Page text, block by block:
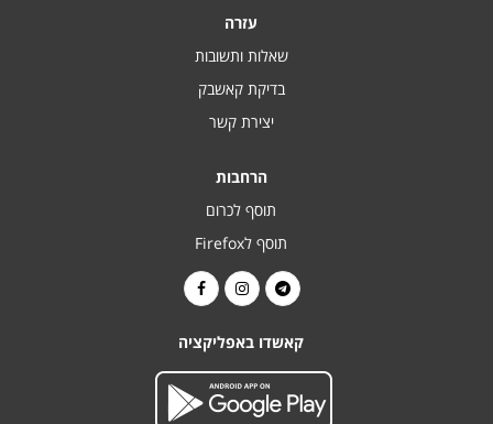
עזרה
שאלות ותשובות
בדיקת קאשבק
יצירת קשר
הרחבות
תוסף לכרום
תוסף לFirefox
קאשדו באפליקציה